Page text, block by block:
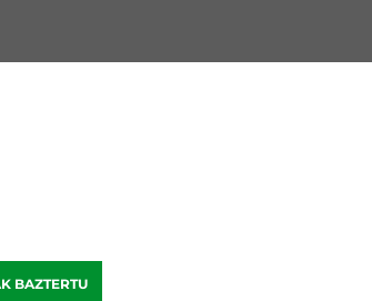
Buru Batzar
BAZTERTU